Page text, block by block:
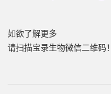
如欲了解更多
请扫描宝录生物微信二维码！